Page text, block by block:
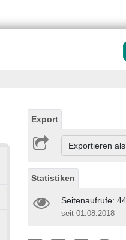
Export
Exportieren
Statistiken
Seitenaufrufe: 44
seit 01.08.2018